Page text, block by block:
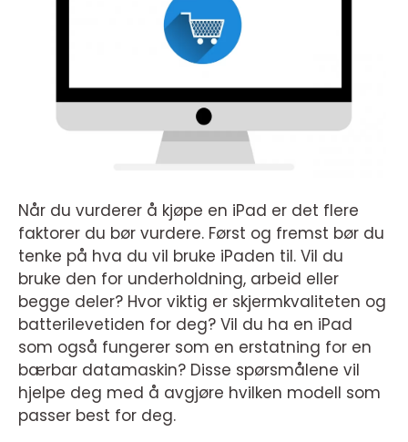
Når du vurderer å kjøpe en iPad er det flere
faktorer du bør vurdere. Først og fremst bør du
tenke på hva du vil bruke iPaden til. Vil du
bruke den for underholdning, arbeid eller
begge deler? Hvor viktig er skjermkvaliteten og
batterilevetiden for deg? Vil du ha en iPad
som også fungerer som en erstatning for en
bærbar datamaskin? Disse spørsmålene vil
hjelpe deg med å avgjøre hvilken modell som
passer best for deg.